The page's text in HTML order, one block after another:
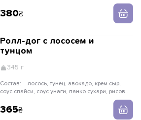
380
Ролл-дог с лососем и
тунцом
345 г
Состав:
соус спайси, соус унаги, панко сухари, рисовые
365